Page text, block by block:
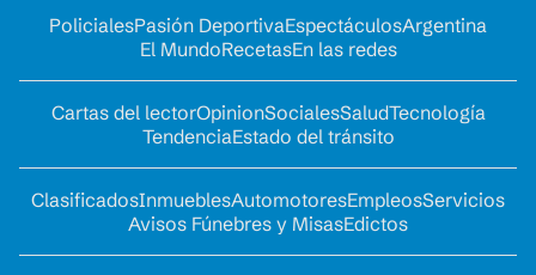
PolicialesPasión DeportivaEspectáculosArgentina
El MundoRecetasEn las redes
Cartas del lectorOpinionSocialesSaludTecnología
TendenciaEstado del tránsito
ClasificadosInmueblesAutomotoresEmpleosServicios
Avisos Fúnebres y MisasEdictos